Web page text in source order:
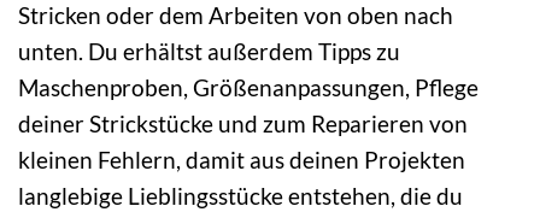
Stricken oder dem Arbeiten von oben nach
unten. Du erhältst außerdem Tipps zu
Maschenproben, Größenanpassungen, Pflege
deiner Strickstücke und zum Reparieren von
kleinen Fehlern, damit aus deinen Projekten
langlebige Lieblingsstücke entstehen, die du